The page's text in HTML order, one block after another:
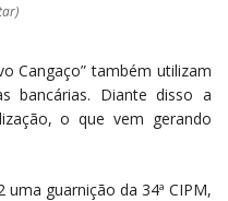
Cangaço” também utilizam
bancárias. Diante disso a
o que vem gerando
guarnição da 34ª CIPM,